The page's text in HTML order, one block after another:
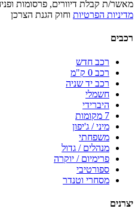
מאשר/ת קבלת דיוורים, פרסומות
מדיניות הפרטיות וחוק הגנת הצרכן
רכבים
רכב חדש
רכב 0 ק"מ
רכב יד שניה
חשמלי
היברידי
7 מקומות
מיני / ג'יפון
משפחתי
מנהלים / גדול
פרימיום / יוקרה
ספורטיבי
מסחרי וטנדר
יצרנים